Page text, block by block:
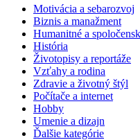
Motivácia a sebarozvoj
Biznis a manažment
Humanitné a
História
Životopisy a reportáže
Vzťahy a rodina
Zdravie a životný štýl
Počítače a internet
Hobby
Umenie a dizajn
Ďalšie kategórie